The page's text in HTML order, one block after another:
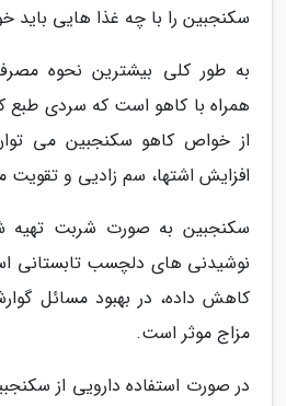
سکنجبین را با چه غذا هایی باید
به طور کلی بیشترین نحوه
همراه با کاهو است که سردی طبع
از خواص کاهو سکنجبین می
افزایش اشتها، سم زادیی و تقویت
سکنجبین به صورت شربت تهیه
نوشیدنی های دلچسب
کاهش داده، در بهبود مسائل
مزاج موثر است.
در صورت استفاده دارویی از